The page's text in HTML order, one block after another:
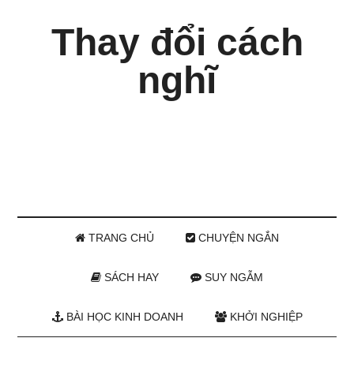
Thay đổi cách
nghĩ
TRANG CHỦ CHUYỆN NGẮN
SÁCH HAY SUY NGẪM
BÀI HỌC KINH DOANH KHỞI NGHIỆP